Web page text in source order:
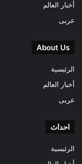
أخبار العالم
عربى
About Us
الرئيسية
أخبار العالم
عربى
احداث
الرئيسية